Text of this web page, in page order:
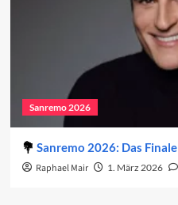
Sanremo 2026
Sanremo 2026: Das Finale
Raphael Mair 1. März 2026